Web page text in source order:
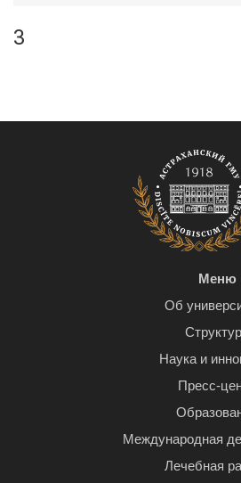
3
Меню
Об
Наука и
Пресс-
Международная
Лечебная